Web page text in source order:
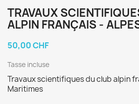
TRAVAUX
ALPIN FRANÇAIS -
50,00 CHF
Tasse incluse
Travaux scientifiques du club alpin
Maritimes